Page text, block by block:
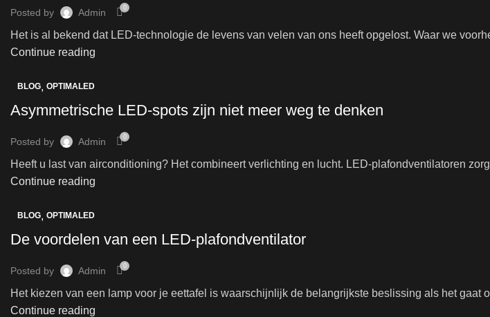
Posted by Admin 0
Het is al bekend dat LED-technologie de levens van velen van ons heeft opgelost. Waar we
Continue reading
BLOG, OPTIMALED
Asymmetrische LED-spots zijn niet meer weg te denken
Posted by Admin 0
Heeft u last van airconditioning? Het combineert verlichting en lucht. LED-plafondventilatoren
Continue reading
BLOG, OPTIMALED
De voordelen van een LED-plafondventilator
Posted by Admin 0
Het kiezen van een lamp voor je eettafel is waarschijnlijk de belangrijkste beslissing als het gaat
Continue reading